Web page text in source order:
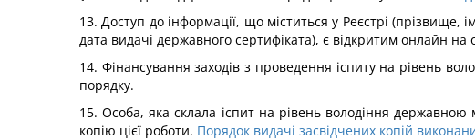
13. Доступ до інформації, що міститься у Реєстрі
дата видачі державного сертифіката), є відкритим онлайн на
14. Фінансування заходів з проведення іспиту на рівень
порядку.
15. Особа, яка склала іспит на рівень володіння
копію цієї роботи. Порядок видачі засвідчених копій